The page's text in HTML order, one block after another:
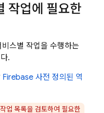
작업에 필요한
스별 작업을 수행하는
.
Firebase 사전 정의된 역
업 목록을 검토하여 필요한